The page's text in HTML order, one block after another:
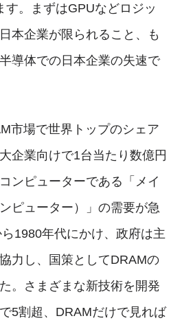
す。まずはGPUなどロジッ
本企業が限られること、も
導体での日本企業の失速で
市場で世界トップのシェア
企業向けで1台当たり数億円
ンピューターである「メイ
ピューター）」の需要が急
1980年代にかけ、政府は主
力し、国策としてDRAMの
。さまざまな新技術を開発
5割超、DRAMだけで見れば